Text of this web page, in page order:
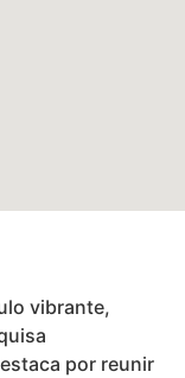
vibrante,
por reunir